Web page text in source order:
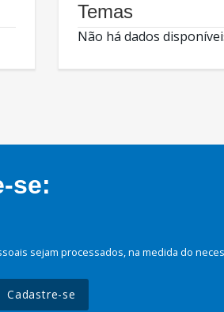
Temas
Não há dados
se:
sejam processados, na medida do
Cadastre-se